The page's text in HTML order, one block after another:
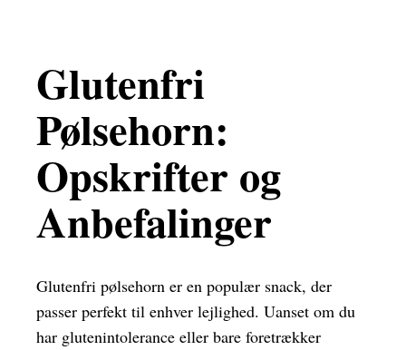
Glutenfri
Pølsehorn:
Opskrifter og
Anbefalinger
Glutenfri pølsehorn er en populær snack, der
passer perfekt til enhver lejlighed. Uanset om du
har glutenintolerance eller bare foretrækker